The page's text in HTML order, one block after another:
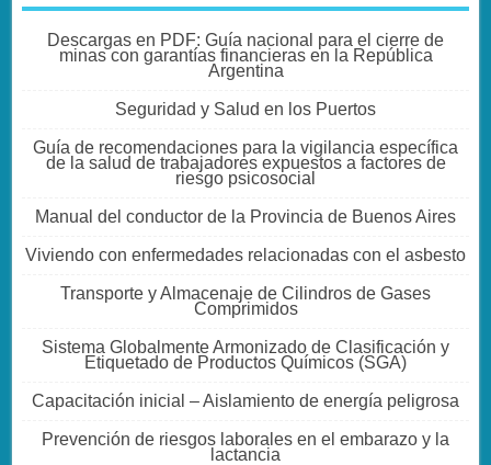
Descargas en PDF: Guía nacional para el cierre de
minas con garantías financieras en la República
Argentina
Seguridad y Salud en los Puertos
Guía de recomendaciones para la vigilancia específica
de la salud de trabajadores expuestos a factores de
riesgo psicosocial
Manual del conductor de la Provincia de Buenos Aires
Viviendo con enfermedades relacionadas con el asbesto
Transporte y Almacenaje de Cilindros de Gases
Comprimidos
Sistema Globalmente Armonizado de Clasificación y
Etiquetado de Productos Químicos (SGA)
Capacitación inicial – Aislamiento de energía peligrosa
Prevención de riesgos laborales en el embarazo y la
lactancia